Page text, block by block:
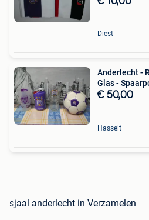
Diest
Anderlecht -
Glas -
€ 50,00
Hasselt
sjaal anderlecht in Verzamelen